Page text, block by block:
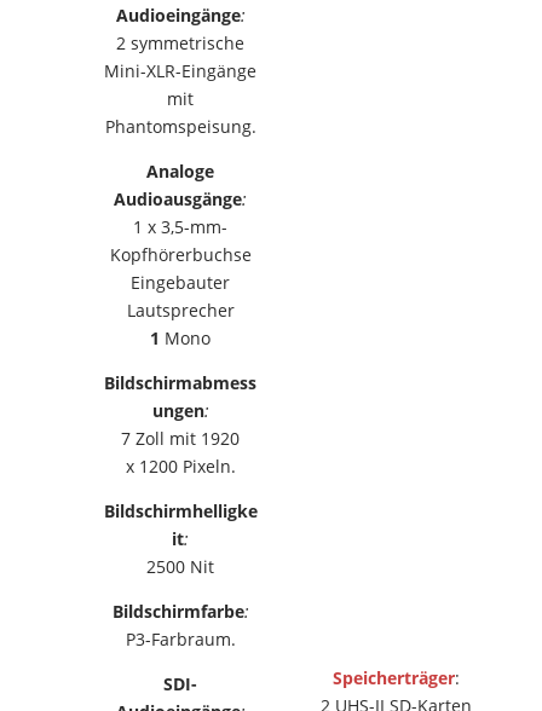
Audioeingänge:
2 symmetrische
Mini-XLR-Eingänge
mit
Phantomspeisung.
Analoge
Audioausgänge:
1 x 3,5-mm-
Kopfhörerbuchse
Eingebauter
Lautsprecher
1 Mono
Bildschirmabmess
ungen:
7 Zoll mit 1920
x 1200 Pixeln.
Bildschirmhelligke
it:
2500 Nit
Bildschirmfarbe:
P3-Farbraum.
SDI-
Speicherträger:
2 UHS-II SD-Karten